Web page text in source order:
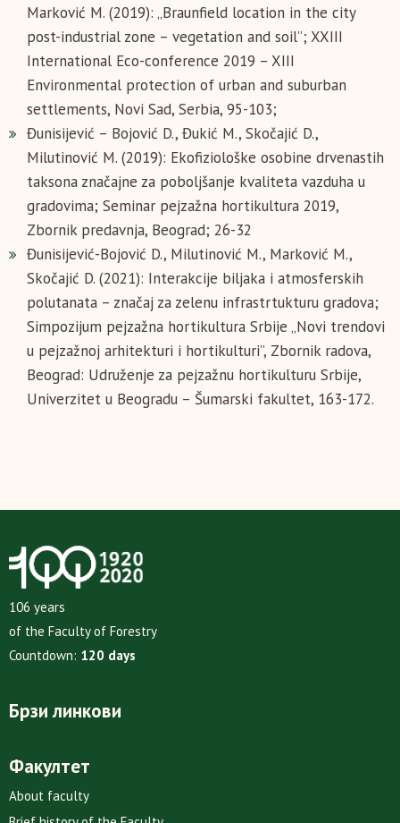
Marković M. (2019): „Braunfield location in the city
post-industrial zone – vegetation and soil”; XXIII
International Eco-conference 2019 – XIII
Environmental protection of urban and suburban
settlements, Novi Sad, Serbia, 95-103;
Đunisijević – Bojović D., Đukić M., Skočajić D.,
Milutinović M. (2019): Ekofiziološke osobine drvenastih
taksona značajne za poboljšanje kvaliteta vazduha u
gradovima; Seminar pejzažna hortikultura 2019,
Zbornik predavnja, Beograd; 26-32
Đunisijević-Bojović D., Milutinović M., Marković M.,
Skočajić D. (2021): Interakcije biljaka i atmosferskih
polutanata – značaj za zelenu infrastrtukturu gradova;
Simpozijum pejzažna hortikultura Srbije „Novi trendovi
u pejzažnoj arhitekturi i hortikulturi”, Zbornik radova,
Beograd: Udruženje za pejzažnu hortikulturu Srbije,
Univerzitet u Beogradu – Šumarski fakultet, 163-172.
106 years
of the Faculty of Forestry
Countdown: 120 days
Брзи линкови
Факултет
About faculty